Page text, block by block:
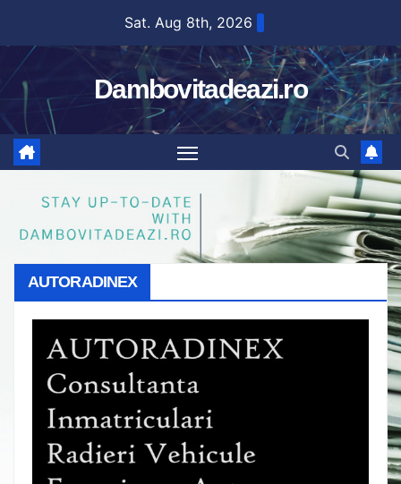
content
Sat. Aug 8th, 2026
Dambovitadeazi.ro
AUTORADINEX